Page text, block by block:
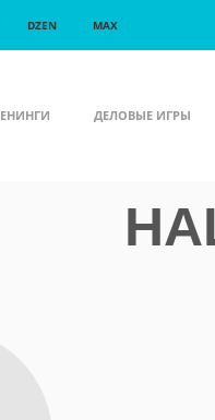
DZEN MAX
ДЕЛОВЫЕ ИГРЫ